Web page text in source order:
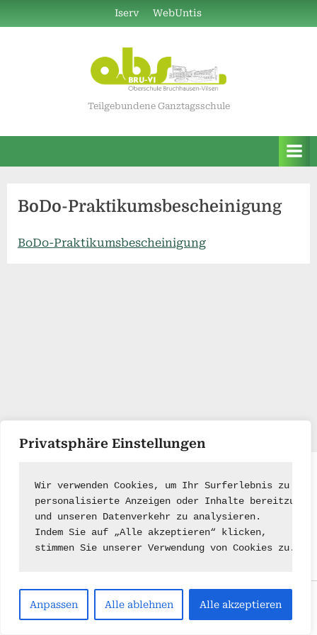
Privatsphäre Einstellungen
Wir verwenden Cookies, um Ihr Surferlebnis zu
personalisierte Anzeigen oder Inhalte
und unseren Datenverkehr zu analysieren.
Indem Sie auf „Alle akzeptieren“ klicken,
stimmen Sie unserer Verwendung von Cookies zu.
Anpassen Alle ablehnen Alle akzeptieren
to
Iserv WebUntis
Teilgebundene Ganztagsschule
BoDo-Praktikumsbescheinigung
BoDo-Praktikumsbescheinigung
Impressum Kontakt
Copyright © 2026 .
Powered byPressBook Green WordPress theme